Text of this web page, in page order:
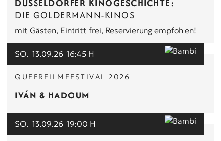
DÜSSELDORFER KINOGESCHICHTE:
DIE GOLDERMANN-KINOS
mit Gästen, Eintritt frei, Reservierung empfohlen!
QUEERFILMFESTIVAL 2026
IVÁN & HADOUM
SO. 13.09.26 16:45 H
SO. 13.09.26 19:00 H